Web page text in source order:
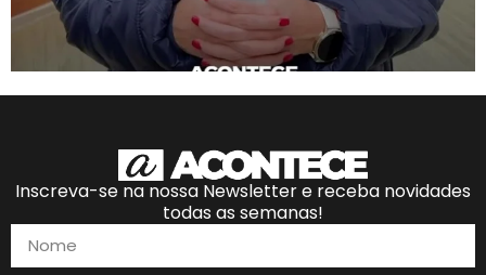
Inscreva-se na nossa Newsletter e receba novidades
todas as semanas!